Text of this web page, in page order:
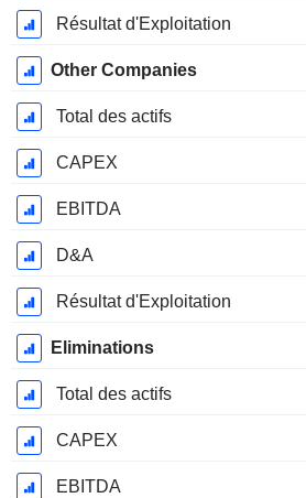
Résultat d'Exploitation
Other Companies
Total des actifs
CAPEX
EBITDA
D&A
Résultat d'Exploitation
Eliminations
Total des actifs
CAPEX
EBITDA